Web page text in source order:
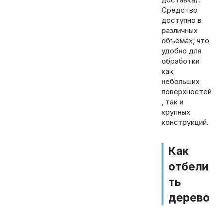
Средство
доступно в
различных
объёмах, что
удобно для
обработки
как
небольших
поверхностей
, так и
крупных
конструкций.
Как
отбели
ть
дерево